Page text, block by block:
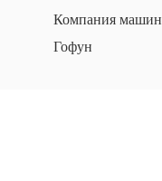
Компания
Гофун